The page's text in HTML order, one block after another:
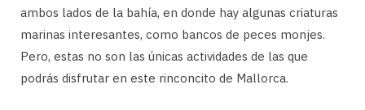
ambos lados de la bahía, en donde hay algunas criaturas
marinas interesantes, como bancos de peces monjes.
Pero, estas no son las únicas actividades de las que
podrás disfrutar en este rinconcito de Mallorca.